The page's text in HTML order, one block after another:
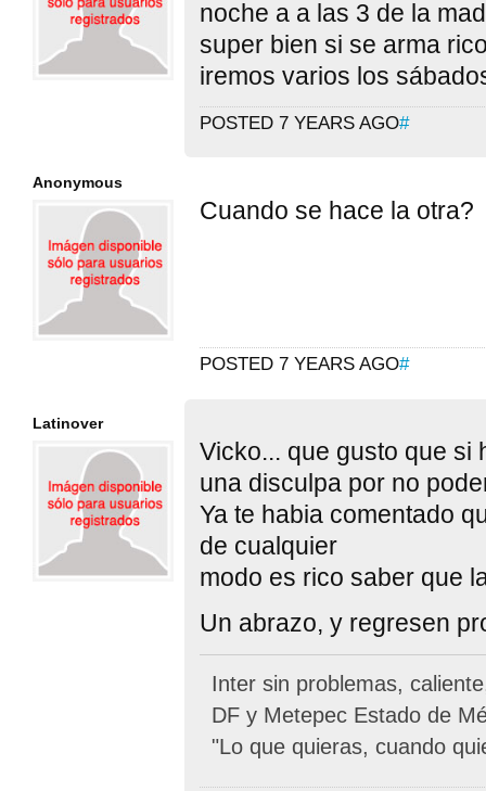
noche a a las 3 de la
super bien si se arma
iremos varios los
POSTED 7 YEARS AGO#
Anonymous
Cuando se hace la otra?
POSTED 7 YEARS AGO#
Latinover
Vicko... que gusto que si
una disculpa por no
Ya te habia comentado
de cualquier
modo es rico saber que
Un abrazo, y regresen
Inter sin problemas,
DF y Metepec Estado de
"Lo que quieras, cuando